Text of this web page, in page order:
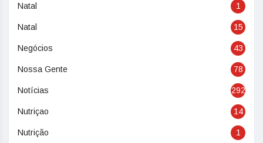
Natal 1
Natal 15
Negócios 43
Nossa Gente 78
Notícias 292
Nutriçao 14
Nutrição 1